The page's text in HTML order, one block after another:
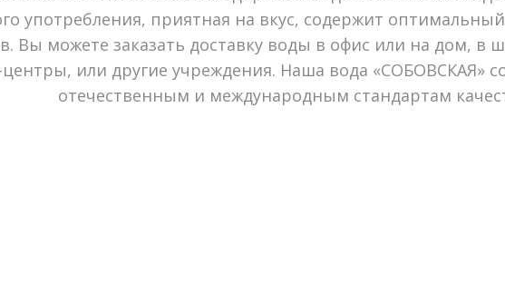
употребления, приятная на вкус, содержит
Вы можете заказать доставку воды в офис или на дом, в
или другие учреждения. Наша вода «СОБОВСКАЯ»
отечественным и международным стандартам